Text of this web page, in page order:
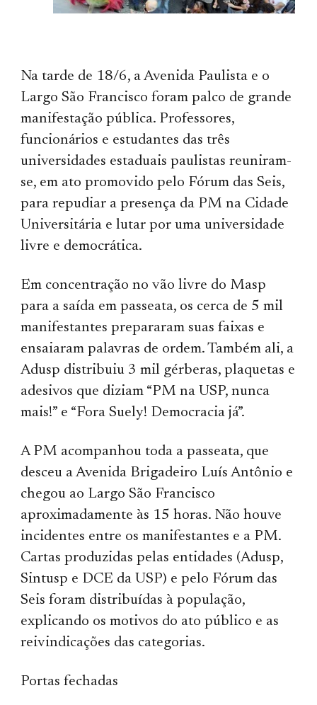
Na tarde de 18/6, a Avenida Paulista e o
Largo São Francisco foram palco de grande
manifestação pública. Professores,
funcionários e estudantes das três
universidades estaduais paulistas reuniram-
se, em ato promovido pelo Fórum das Seis,
para repudiar a presença da PM na Cidade
Universitária e lutar por uma universidade
livre e democrática.
Em concentração no vão livre do Masp
para a saída em passeata, os cerca de 5 mil
manifestantes prepararam suas faixas e
ensaiaram palavras de ordem. Também ali, a
Adusp distribuiu 3 mil gérberas, plaquetas e
adesivos que diziam “PM na USP, nunca
mais!” e “Fora Suely! Democracia já”.
A PM acompanhou toda a passeata, que
desceu a Avenida Brigadeiro Luís Antônio e
chegou ao Largo São Francisco
aproximadamente às 15 horas. Não houve
incidentes entre os manifestantes e a PM.
Cartas produzidas pelas entidades (Adusp,
Sintusp e DCE da USP) e pelo Fórum das
Seis foram distribuídas à população,
explicando os motivos do ato público e as
reivindicações das categorias.
Portas fechadas